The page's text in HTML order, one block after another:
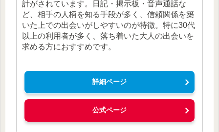
計がされています。日記・掲示板・音声通話な
ど、相手の人柄を知る手段が多く、信頼関係を築
いた上での出会いがしやすいのが特徴。特に30代
以上の利用者が多く、落ち着いた大人の出会いを
求める方におすすめです。
詳細ページ
公式ページ